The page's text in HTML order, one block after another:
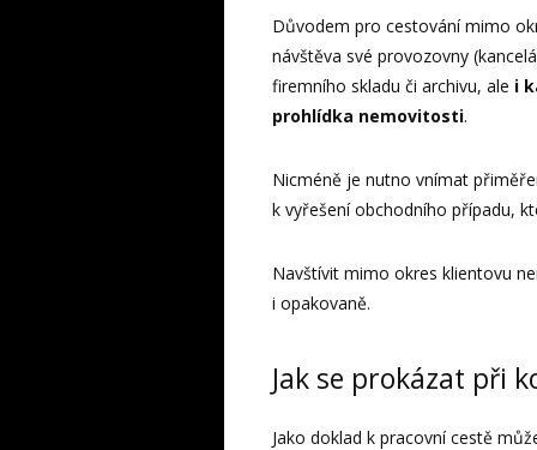
Důvodem pro cestování mimo
návštěva své provozovny
firemního skladu či archivu, ale i
prohlídka nemovitosti.
Nicméně je nutno vnímat
k vyřešení obchodního případu,
Navštívit mimo okres klientovu
i opakovaně.
Jak se prokázat při
Jako doklad k pracovní cestě